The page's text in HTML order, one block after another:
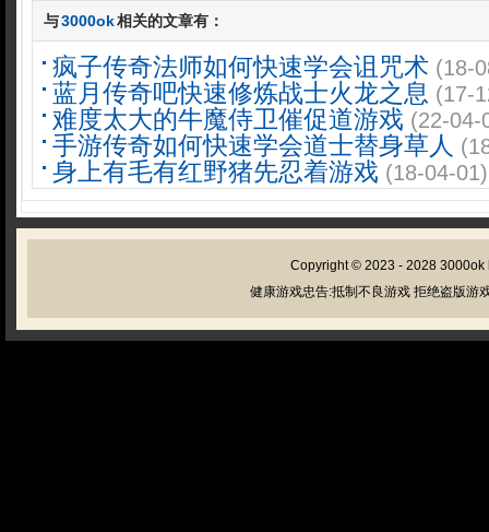
与3000ok相关的文章有：
疯子传奇法师如何快速学会诅咒术 (18-
蓝月传奇吧快速修炼战士火龙之息 (17-
难度太大的牛魔侍卫催促道游戏 (22-04-
手游传奇如何快速学会道士替身草人
身上有毛有红野猪先忍着游戏 (18-04-01)
Copyright © 2023 - 2028 3000ok
健康游戏忠告:抵制不良游戏 拒绝盗版游